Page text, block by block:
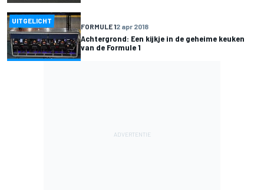
UITGELICHT
FORMULE 12 apr 2018
Achtergrond: Een kijkje in de geheime keuken
van de Formule 1